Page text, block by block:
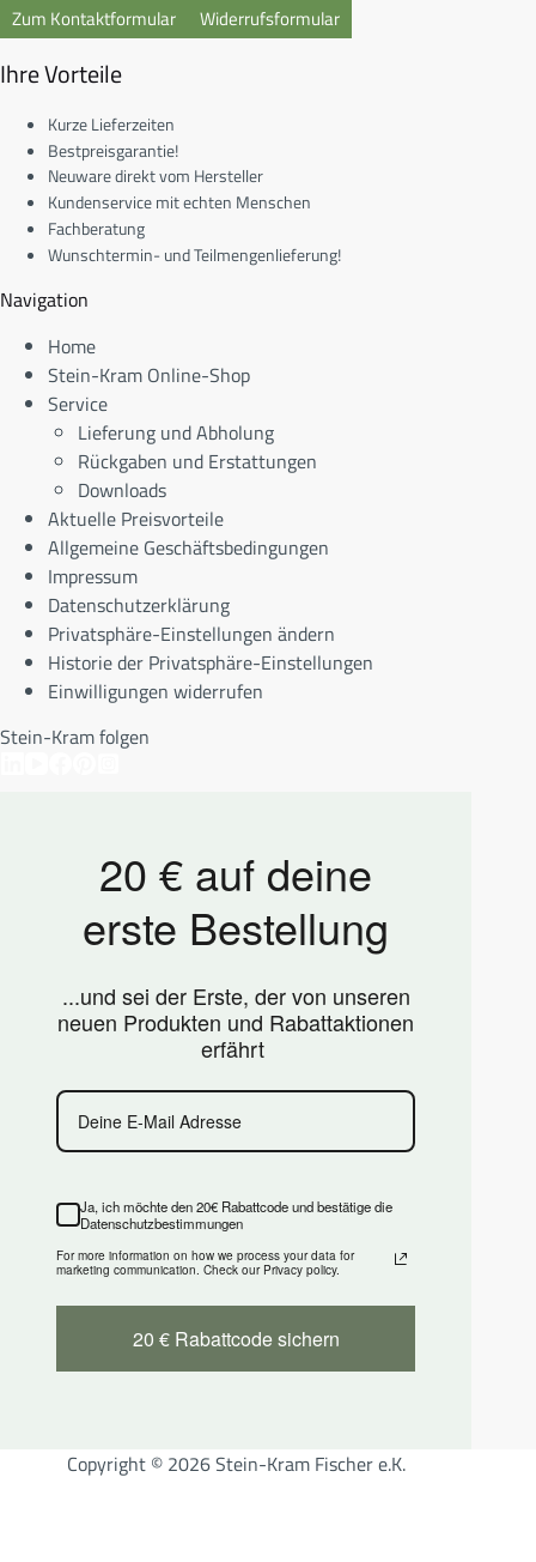
Zum Kontaktformular Widerrufsformular
Ihre Vorteile
Kurze Lieferzeiten
Bestpreisgarantie!
Neuware direkt vom Hersteller
Kundenservice mit echten Menschen
Fachberatung
Wunschtermin- und Teilmengenlieferung!
Navigation
Home
Stein-Kram Online-Shop
Service
Lieferung und Abholung
Rückgaben und Erstattungen
Downloads
Aktuelle Preisvorteile
Allgemeine Geschäftsbedingungen
Impressum
Datenschutzerklärung
Privatsphäre-Einstellungen ändern
Historie der Privatsphäre-Einstellungen
Einwilligungen widerrufen
Stein-Kram folgen
20 € auf deine
erste Bestellung
...und sei der Erste, der von unseren
neuen Produkten und Rabattaktionen
erfährt
Ja, ich möchte den 20€ Rabattcode und bestätige die
Datenschutzbestimmungen
For more information on how we process your data for
marketing communication. Check our Privacy policy.
20 € Rabattcode sichern
Copyright © 2026 Stein-Kram Fischer e.K.